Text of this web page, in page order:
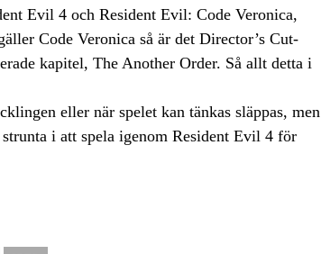
Evil 4 och Resident Evil: Code Veronica,
Code Veronica så är det Director’s Cut-
kapitel, The Another Order. Så allt detta i
eller när spelet kan tänkas släppas, men
i att spela igenom Resident Evil 4 för